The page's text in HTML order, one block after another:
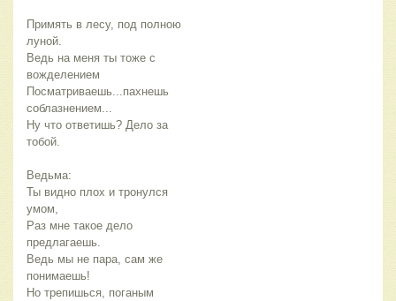
Примять в лесу, под полною
луной.
Ведь на меня ты тоже с
вожделением
Посматриваешь...пахнешь
соблазнением...
Ну что ответишь? Дело за
тобой.
Ведьма:
Ты видно плох и тронулся
умом,
Раз мне такое дело
предлагаешь.
Ведь мы не пара, сам же
понимаешь!
Но трепишься, поганым